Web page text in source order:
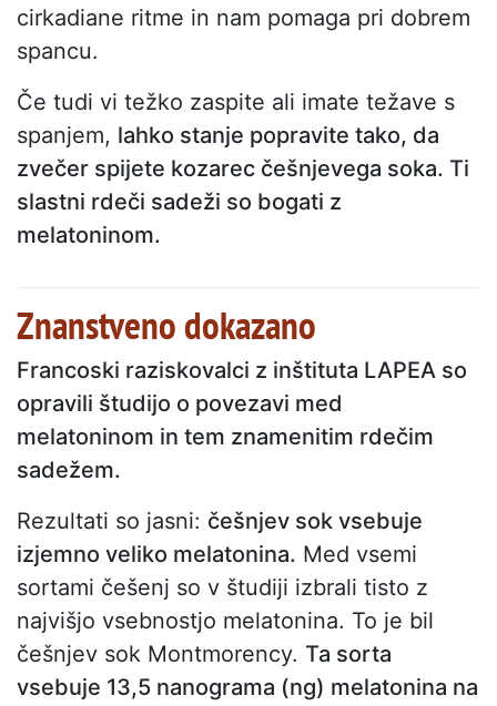
cirkadiane ritme in nam pomaga pri dobrem
spancu.
Če tudi vi težko zaspite ali imate težave s
spanjem, lahko stanje popravite tako, da
zvečer spijete kozarec češnjevega soka. Ti
slastni rdeči sadeži so bogati z
melatoninom.
Znanstveno dokazano
Francoski raziskovalci z inštituta LAPEA so
opravili študijo o povezavi med
melatoninom in tem znamenitim rdečim
sadežem.
Rezultati so jasni: češnjev sok vsebuje
izjemno veliko melatonina. Med vsemi
sortami češenj so v študiji izbrali tisto z
najvišjo vsebnostjo melatonina. To je bil
češnjev sok Montmorency. Ta sorta
vsebuje 13,5 nanograma (ng) melatonina na